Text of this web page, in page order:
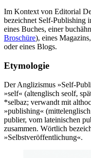
Im Kontext von Editorial
bezeichnet Self-Publishing
eines Buches, einer
Broschüre), eines
oder eines Blogs.
Etymologie
Der Anglizismus »Self-
»self« (altenglisch seolf,
*selbaz; verwandt mit
»publishing«
publier, vom lateinischen
zusammen. Wörtlich
»Selbstveröffentlichung«.